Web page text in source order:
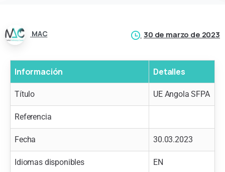
MAC 30 de marzo de 2023
Información Detalles
Título UE Angola SFPA
Referencia
Fecha 30.03.2023
Idiomas disponibles EN